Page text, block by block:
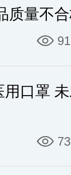
质量不
91
用口罩
73